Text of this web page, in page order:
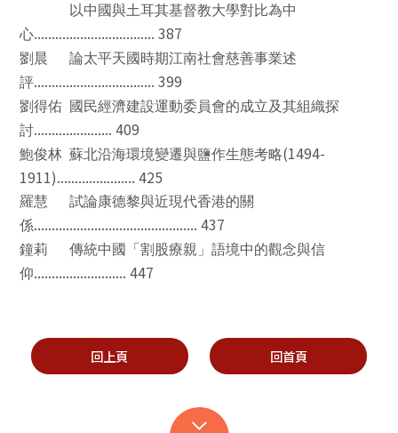
以中國與土耳其基督教大學對比為中
心.................................. 387
劉晨
論太平天國時期江南社會慈善事業述
評.................................. 399
劉得佑 國民經濟建設運動委員會的成立及其組織探
討...................... 409
鮑俊林 蘇北沿海環境變遷與鹽作生態考略(1494-
1911)...................... 425
羅慧
試論康德黎與近現代香港的關
係.............................................. 437
鐘莉
傳統中國「割股療親」語境中的觀念與信
仰.......................... 447
回上頁 回首頁